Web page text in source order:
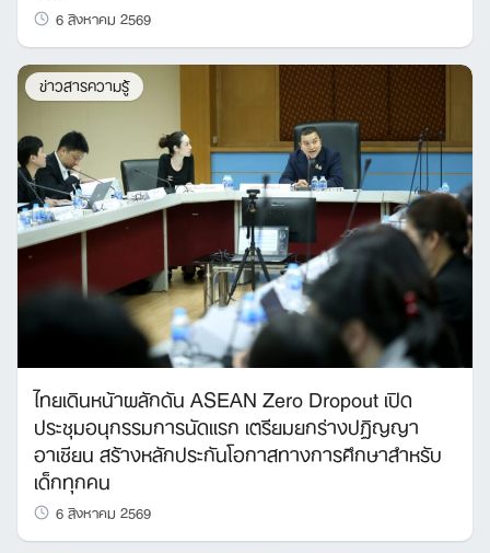
Search
for:
6 สิงหาคม 2569
ข่าวสารความรู้
ไทยเดินหน้าผลักดัน ASEAN Zero Dropout เปิด
ประชุมอนุกรรมการนัดแรก เตรียมยกร่างปฏิญญา
อาเซียน สร้างหลักประกันโอกาสทางการศึกษาสำหรับ
เด็กทุกคน
6 สิงหาคม 2569